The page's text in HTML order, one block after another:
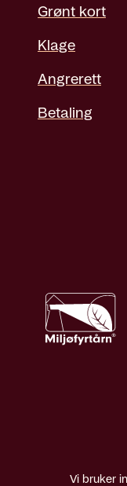
Grønt kort
Klage
Angrerett
Betaling
Vi bruker